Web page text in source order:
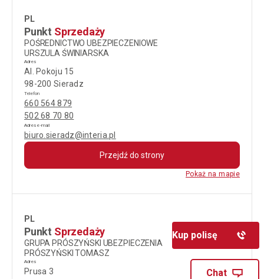
PL
Punkt Sprzedaży
POŚREDNICTWO UBEZPIECZENIOWE
URSZULA ŚWINIARSKA
Adres
Al. Pokoju 15
98-200 Sieradz
Telefon
660 564 879
502 68 70 80
Adres e-mail
biuro.sieradz@interia.pl
Przejdź do strony
Pokaż na mapie
PL
Punkt Sprzedaży
GRUPA PRÓSZYŃSKI UBEZPIECZENIA
PRÓSZYŃSKI TOMASZ
Adres
Prusa 3
Chat
Kup polisę